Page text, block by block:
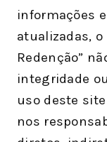
informações
atualizadas, o
Redenção”
integridade
uso deste
nos